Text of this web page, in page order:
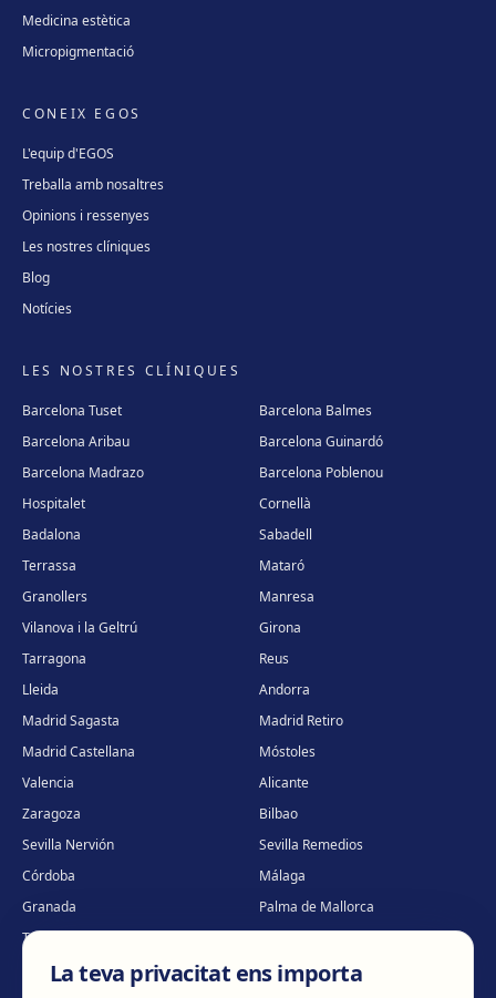
Medicina estètica
Micropigmentació
CONEIX EGOS
L'equip d'EGOS
Treballa amb nosaltres
Opinions i ressenyes
Les nostres clíniques
Blog
Notícies
LES NOSTRES CLÍNIQUES
Barcelona Tuset
Barcelona Balmes
Barcelona Aribau
Barcelona Guinardó
Barcelona Madrazo
Barcelona Poblenou
Hospitalet
Cornellà
Badalona
Sabadell
Terrassa
Mataró
Granollers
Manresa
Vilanova i la Geltrú
Girona
Tarragona
Reus
Lleida
Andorra
Madrid Sagasta
Madrid Retiro
Madrid Castellana
Móstoles
Valencia
Alicante
Zaragoza
Bilbao
Sevilla Nervión
Sevilla Remedios
Córdoba
Málaga
Granada
Palma de Mallorca
Tenerife
Portugal · Famalicão
Portugal · Guimarães
Clínica virtual*
La teva privacitat ens importa